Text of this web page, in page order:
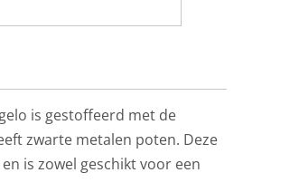
is gestoffeerd met de
zwarte metalen poten. Deze
is zowel geschikt voor een